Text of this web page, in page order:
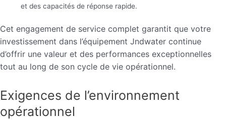
et des capacités de réponse rapide.
Cet engagement de service complet garantit que votre
investissement dans l’équipement Jndwater continue
d’offrir une valeur et des performances exceptionnelles
tout au long de son cycle de vie opérationnel.
Exigences de l’environnement
opérationnel